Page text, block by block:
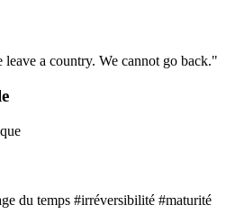
a country. We cannot go back."
du temps #irréversibilité #maturité